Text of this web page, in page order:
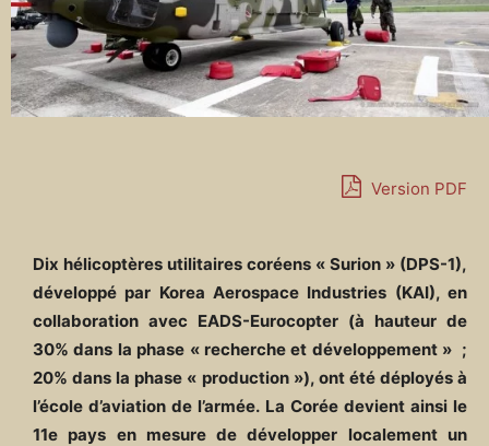
Version PDF
Dix hélicoptères utilitaires coréens « Surion » (DPS-1),
développé par Korea Aerospace Industries (KAI), en
collaboration avec EADS-Eurocopter (à hauteur de
30% dans la phase « recherche et développement » ;
20% dans la phase « production »), ont été déployés à
l’école d’aviation de l’armée. La Corée devient ainsi le
11e pays en mesure de développer localement un